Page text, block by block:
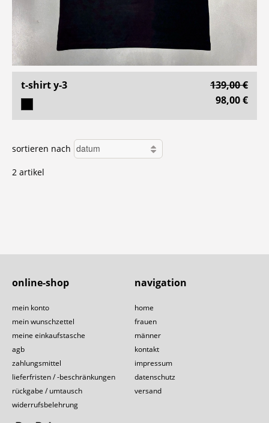
t-shirt y-3
139,00 €
98,00 €
sortieren nach
2 artikel
navigation
home
frauen
männer
kontakt
impressum
datenschutz
versand
online-shop
mein konto
mein wunschzettel
meine einkaufstasche
agb
zahlungsmittel
lieferfristen / -beschränkungen
rückgabe / umtausch
widerrufsbelehrung